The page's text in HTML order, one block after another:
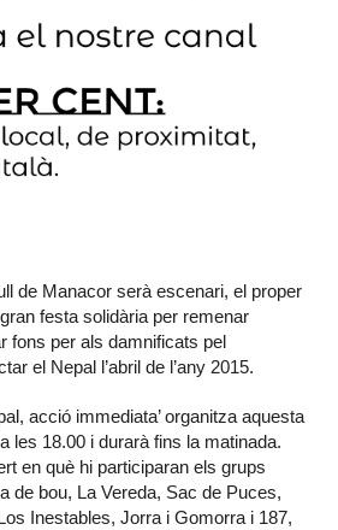
de Manacor serà escenari, el proper
festa solidària per remenar
fons per als damnificats pel
el Nepal l’abril de l’any 2015.
acció immediata’ organitza aquesta
les 18.00 i durarà fins la matinada.
en què hi participaran els grups
de bou, La Vereda, Sac de Puces,
Inestables, Jorra i Gomorra i 187,